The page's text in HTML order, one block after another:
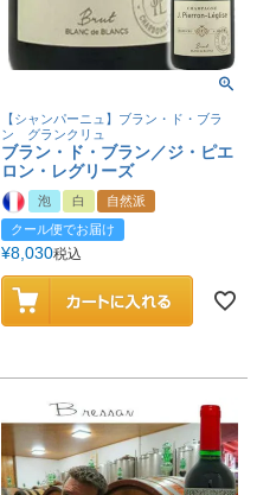
【シャンパーニュ】ブラン・ド・ブラ
ン グランクリュ
ブラン・ド・ブラン／ジ・ピエ
ロン・レグリーズ
泡 白
自然派
クール便でお届け
¥8,030税込